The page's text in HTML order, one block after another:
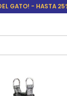
GATO! - HASTA